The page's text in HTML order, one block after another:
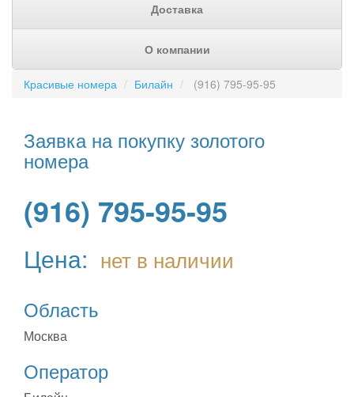
Доставка
О компании
Красивые номера Билайн (916) 795-95-95
Заявка на покупку золотого
номера
(916) 795-95-95
Цена: нет в наличии
Область
Москва
Оператор